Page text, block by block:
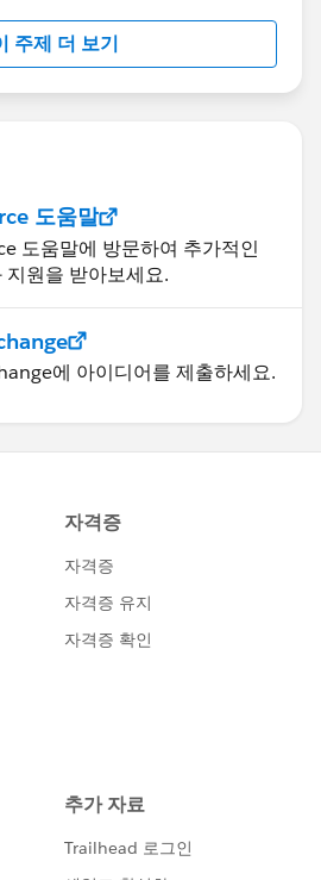
주제 더 보기
도움말
도움말에 방문하여 추가적인
지원을 받아보세요.
에 아이디어를 제출하세요.